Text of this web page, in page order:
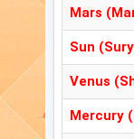
Mars
Sun
Venus
Mercury